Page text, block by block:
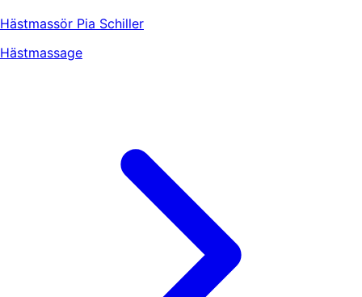
Hästmassör Pia Schiller
Hästmassage